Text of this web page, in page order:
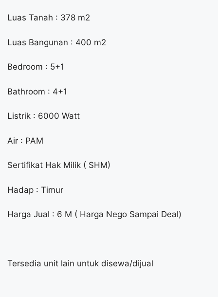
Luas Tanah : 378 m2
Luas Bangunan : 400 m2
Bedroom : 5+1
Bathroom : 4+1
Listrik : 6000 Watt
Air : PAM
Sertifikat Hak Milik ( SHM)
Hadap : Timur
Harga Jual : 6 M ( Harga Nego Sampai Deal)
Tersedia unit lain untuk disewa/dijual